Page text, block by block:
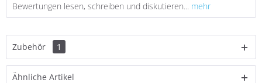
Bewertungen lesen, schreiben und diskutieren... mehr
Zubehör 1
Ähnliche Artikel